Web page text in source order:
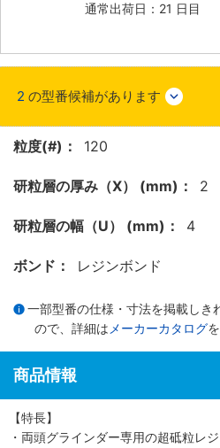
通常出荷日：21 日目
2 の型番候補があります
粒度(#)： 120
研粒層の厚み（X） (mm)： 2
研粒層の幅（U） (mm)： 4
ボンド： レジンボンド
一部型番の仕様・寸法を掲載しき
ので、詳細は メーカーカタログ
商品情報
【特長】
・両頭グラインダー専用の超砥粒レ